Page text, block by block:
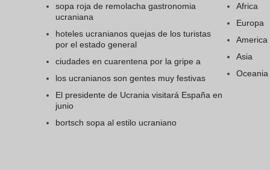
sopa roja de remolacha gastronomia
ucraniana
hoteles ucranianos quejas de los turistas
por el estado general
ciudades en cuarentena por la gripe a
los ucranianos son gentes muy festivas
El presidente de Ucrania visitará España en
junio
bortsch sopa al estilo ucraniano
Africa
Europa
America
Asia
Oceania